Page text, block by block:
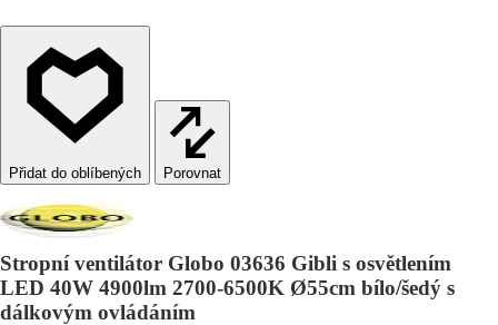
Porovnat
Stropní ventilátor Globo 03636 Gibli s osvětlením
LED 40W 4900lm 2700-6500K Ø55cm bílo/šedý s
dálkovým ovládáním